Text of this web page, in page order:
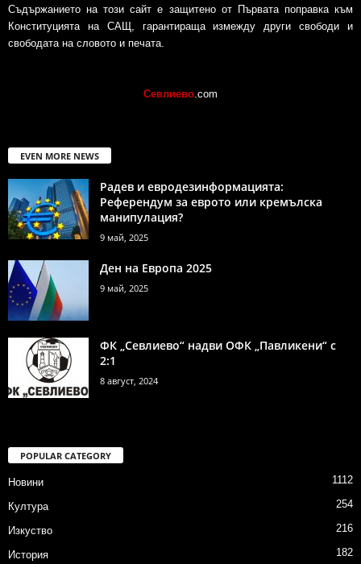
Съдържанието на този сайт е защитено от Първата поправка към
Конституцията на САЩ, гарантираща измежду други свободи и
свободата на словото и печата.
Севлиево .com
EVEN MORE NEWS
Радев и евродезинформацията:
Референдум за еврото или кремълска
манипулация?
9 май, 2025
Ден на Европа 2025
9 май, 2025
ФК „Севлиево“ надви ОФК „Павликени“ с
2:1
8 август, 2024
POPULAR CATEGORY
Новини 1112
Култура 254
Изкуство 216
История 182